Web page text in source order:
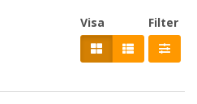
Filter
Visa